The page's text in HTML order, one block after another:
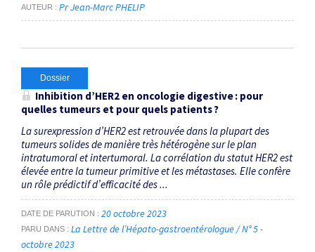
AUTEUR Pr Jean-Marc PHELIP
Dossier
Inhibition d’HER2 en oncologie digestive : pour
quelles tumeurs et pour quels patients ?
La surexpression d’HER2 est retrouvée dans la plupart des
tumeurs solides de manière très hétérogène sur le plan
intratumoral et intertumoral. La corrélation du statut HER2 est
élevée entre la tumeur primitive et les métastases. Elle confère
un rôle prédictif d’efficacité des ...
DATE DE PARUTION 20 octobre 2023
PARU DANS
La Lettre de l’Hépato-gastroentérologue / N° 5 -
octobre 2023